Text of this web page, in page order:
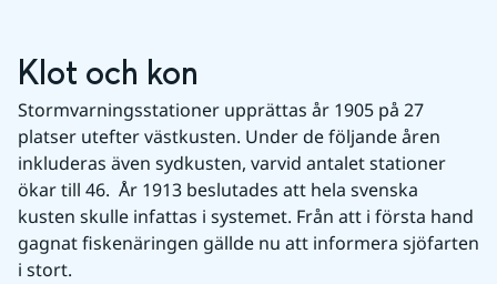
Klot och kon
Stormvarningsstationer upprättas år 1905 på 27
platser utefter västkusten. Under de följande åren
inkluderas även sydkusten, varvid antalet stationer
ökar till 46.  År 1913 beslutades att hela svenska
kusten skulle infattas i systemet. Från att i första hand
gagnat fiskenäringen gällde nu att informera sjöfarten
i stort.